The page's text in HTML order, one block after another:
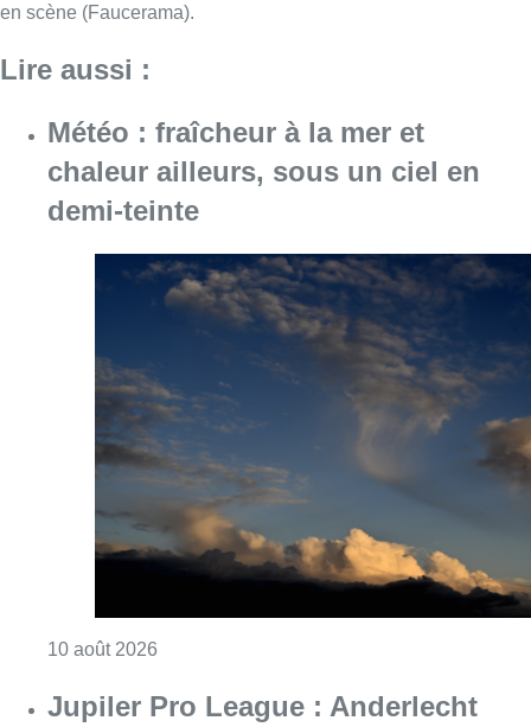
en scène (Faucerama).
Lire aussi :
Météo : fraîcheur à la mer et
chaleur ailleurs, sous un ciel en
demi-teinte
10 août 2026
Jupiler Pro League : Anderlecht